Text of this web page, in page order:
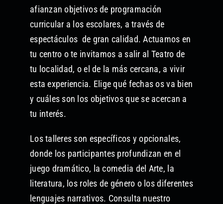
afianzan objetivos de programación
curricular a los escolares, a través de
espectáculos de gran calidad. Actuamos en
tu centro o te invitamos a salir al Teatro de
tu localidad, o el de la más cercana, a vivir
esta experiencia. Elige qué fechas os va bien
y cuáles son los objetivos que se acercan a
tu interés.
Los talleres son específicos y opcionales,
donde los participantes profundizan en el
juego dramático, la comedia del Arte, la
literatura, los roles de género o los diferentes
lenguajes narrativos. Consulta nuestro